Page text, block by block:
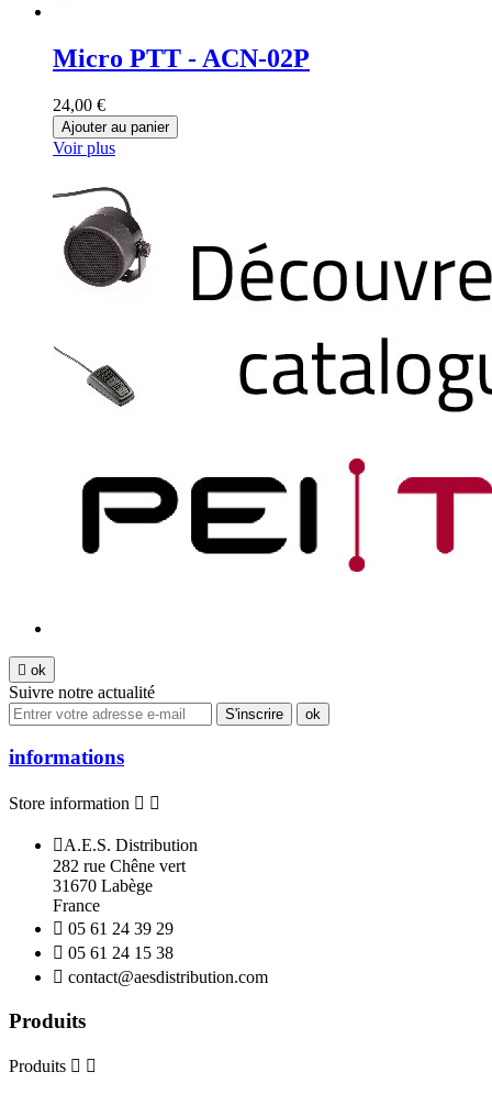
Micro PTT - ACN-02P
24,00 €
Ajouter au panier
Voir plus
 ok
Suivre notre actualité
informations
Store information  
A.E.S. Distribution
282 rue Chêne vert
31670 Labège
France
 05 61 24 39 29
 05 61 24 15 38
 contact@aesdistribution.com
Produits
Produits  